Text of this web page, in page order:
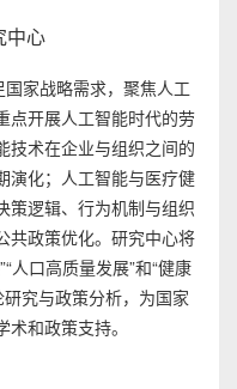
中心
家战略需求，聚焦人工
点开展人工智能时代的劳
技术在企业与组织之间的
演化；人工智能与医疗健
策逻辑、行为机制与组织
共政策优化。研究中心将
人口高质量发展”和“健康
究与政策分析，为国家
和政策支持。